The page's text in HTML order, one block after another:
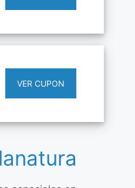
VER CUPON